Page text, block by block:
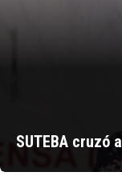
SUTEBA cruzó